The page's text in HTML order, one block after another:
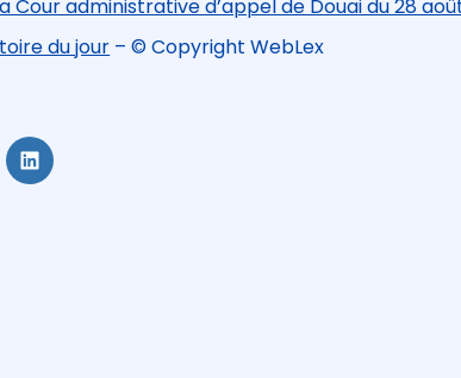
Cour administrative d’appel de Douai du 28
du jour – © Copyright WebLex
LinkedIn